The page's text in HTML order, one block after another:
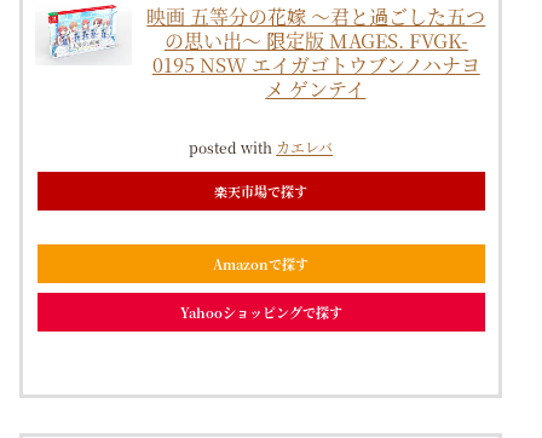
映画 五等分の花嫁 ～君と過ごした五つ
の思い出～ 限定版 MAGES. FVGK-
0195 NSW エイガゴトウブンノハナヨ
メ ゲンテイ
posted with カエレバ
楽天市場で探す
Amazonで探す
Yahooショッピングで探す